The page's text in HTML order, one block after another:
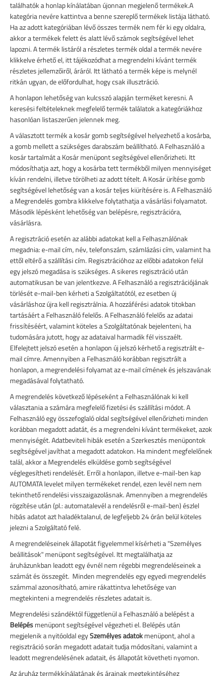
találhatók a honlap kínálatában újonnan megjelenő termékek.A
kategória nevére kattintva a benne szereplő termékek listája látható.
Ha az adott kategóriában lévő összes termék nem fér ki egy oldalra,
akkor a termékek felett és alatt lévő számok segítségével lehet
lapozni. A termék listáról a részletes termék oldal a termék nevére
klikkelve érhető el, itt tájékozódhat a megrendelni kívánt termék
részletes jellemzőiről, áráról. Itt látható a termék képe is melynél
ritkán ugyan, de előfordulhat, hogy csak illusztráció.
A honlapon lehetőség van kulcsszó alapján terméket keresni. A
keresési feltételeknek megfelelő termék találatok a kategóriákhoz
hasonlóan listaszerűen jelennek meg.
A választott termék a kosár gomb segítségével helyezhető a kosárba,
a gomb mellett a szükséges darabszám beállítható. A Felhasználó a
kosár tartalmát a Kosár menüpont segítségével ellenőrizheti. Itt
módosíthatja azt, hogy a kosárba tett termékből milyen mennyiséget
kíván rendelni, illetve törölheti az adott tételt. A Kosár ürítése gomb
segítségével lehetőség van a kosár teljes kiürítésére is. A Felhasználó
a Megrendelés gombra klikkelve folytathatja a vásárlási folyamatot.
Második lépésként lehetőség van belépésre, regisztrációra,
vásárlásra.
A regisztráció esetén az alábbi adatokat kell a Felhasználónak
megadnia: e-mail cím, név, telefonszám, számlázási cím, valamint ha
ettől eltérő a szállítási cím. Regisztrációhoz az előbbi adatokon felül
egy jelszó megadása is szükséges. A sikeres regisztráció után
automatikusan be van jelentkezve. A Felhasználó a regisztrációjának
törlését e-mail-ben kérheti a Szolgáltatótól, ez esetben új
vásárláshoz újra kell regisztrálnia. A hozzáférési adatok titokban
tartásáért a Felhasználó felelős. A Felhasználó felelős az adatai
frissítéséért, valamint köteles a Szolgáltatónak bejelenteni, ha
tudomására jutott, hogy az adataival harmadik fél visszaélt.
Elfelejtett jelszó esetén a honlapon új jelszó kérhető a regisztrált e-
mail címre.Amennyiben a Felhasználó korábban regisztrált a
honlapon, a megrendelési folyamat az e-mail címének és jelszavának
megadásával folytatható.
A megrendelés következő lépéseként a Felhasználónak ki kell
választania a számára megfelelő fizetési és szállítási módot. A
Felhasználó egy összefoglaló oldal segítségével ellenőrizheti minden
korábban megadott adatát, és a megrendelni kívánt termékeket, azok
mennyiségét. Adatbeviteli hibák esetén a Szerkesztés menüpontok
segítségével javíthat a megadott adatokon. Ha mindent megfelelőnek
talál, akkor a Megrendelés elküldése gomb segítségével
véglegesítheti rendelését. Erről a honlapon, illetve e-mail-ben kap
AUTOMATA levelet milyen termékeket rendel, ezen levél nem nem
tekinthető rendelési visszaigazolásnak.Amennyiben a megrendelés
rögzítése után (pl.: automatalevél a rendelésről e-mail-ben) észlel
hibás adatot azt haladéktalanul, de legfeljebb 24 órán belül köteles
jelezni a Szolgáltató felé.
A megrendeléseinek állapotát figyelemmel kísérheti a "Személyes
beállitások" menüpont segítségével. Itt megtalálhatja az
áruházunkban leadott egy évnél nem régebbi megrendeléseinek a
számát és összegét. Minden megrendelés egy egyedi megrendelés
számmal azonosítható, amire rákattintva lehetősége van
megtekinteni a megrendelés részletes adatait is.
Megrendelési szándéktól függetlenül a Felhasználó a belépést a
Belépésmenüpont segítségével végezheti el. Belépés után
megjelenik a nyitóoldal egySzemélyes adatokmenüpont, ahol a
regisztráció során megadott adatait tudja módosítani, valamint a
leadott megrendelésének adatait, és állapotát követheti nyomon.
Az áruház termékkínálatának és árainak megtekintéséhez